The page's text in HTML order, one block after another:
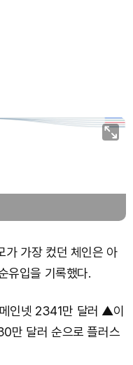
가 가장 컸던 체인은 아
유입을 기록했다.
인넷 2341만 달러 ▲이
만 달러 순으로 플러스